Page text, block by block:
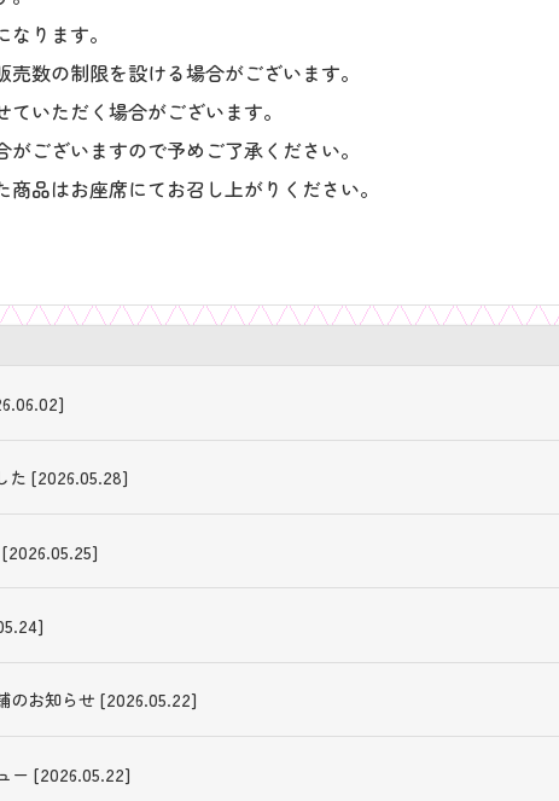
ります。
数の制限を設ける場合がございます。
いただく場合がございます。
ございますので予めご了承ください。
品はお座席にてお召し上がりください。
た [2026.05.28]
のお知らせ [2026.05.22]
ー [2026.05.22]